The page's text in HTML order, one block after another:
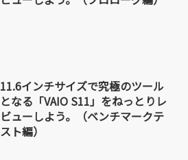
11.6インチサイズで究極のツール
となる「VAIO S11」をねっとりレ
ビューしよう。（ベンチマークテ
スト編）